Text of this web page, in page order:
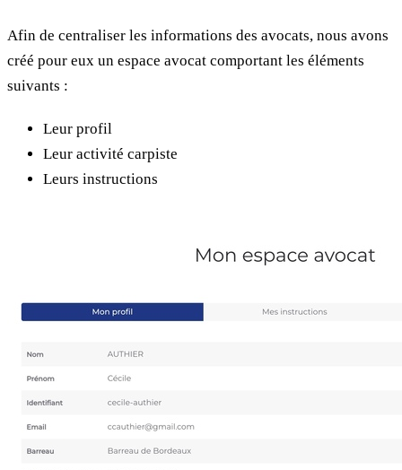
Afin de centraliser les informations des avocats, nous avons
créé pour eux un espace avocat comportant les éléments
suivants :
Leur profil
Leur activité carpiste
Leurs instructions